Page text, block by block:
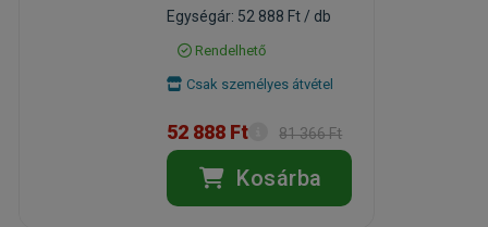
Egységár: 52 888 Ft / db
Rendelhető
Csak személyes átvétel
52 888 Ft 81 366 Ft
Kosárba